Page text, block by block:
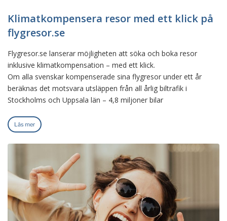
Klimatkompensera resor med ett klick på
flygresor.se
Flygresor.se lanserar möjligheten att söka och boka resor
inklusive klimatkompensation – med ett klick.
Om alla svenskar kompenserade sina flygresor under ett år
beräknas det motsvara utsläppen från all årlig biltrafik i
Stockholms och Uppsala län – 4,8 miljoner bilar
Läs mer